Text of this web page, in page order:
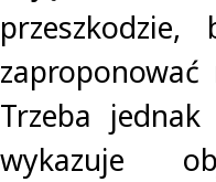
Trzeba
wykazuje